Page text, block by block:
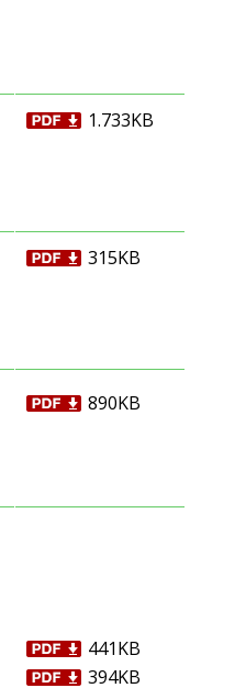
1.733KB
315KB
890KB
441KB
394KB